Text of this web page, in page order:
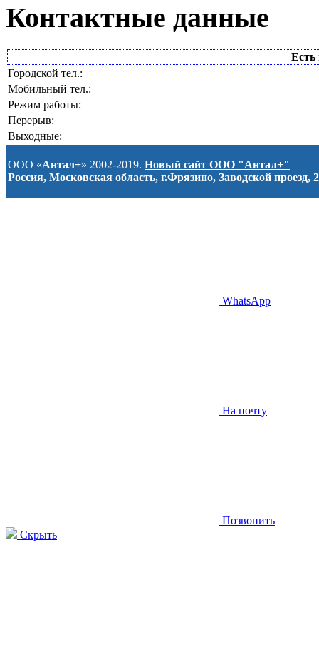
Контактные данные
Есть
Городской тел.:
Мобильный тел.:
Режим работы:
Перерыв:
Выходные:
ООО «Антал+» 2002-2019. Новый сайт ООО "Антал+"
Россия, Московская область, г.Фрязино, Заводской проезд, 2
WhatsApp
На почту
Позвонить
Скрыть